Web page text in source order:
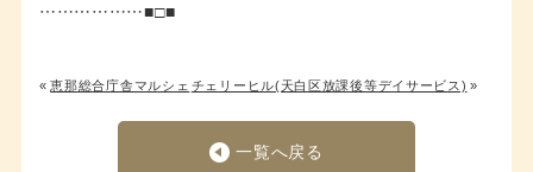
………………■□■
«恵那総合庁舎マルシェチェリーヒル(天白区放課後等デイサービス) »
一覧へ戻る